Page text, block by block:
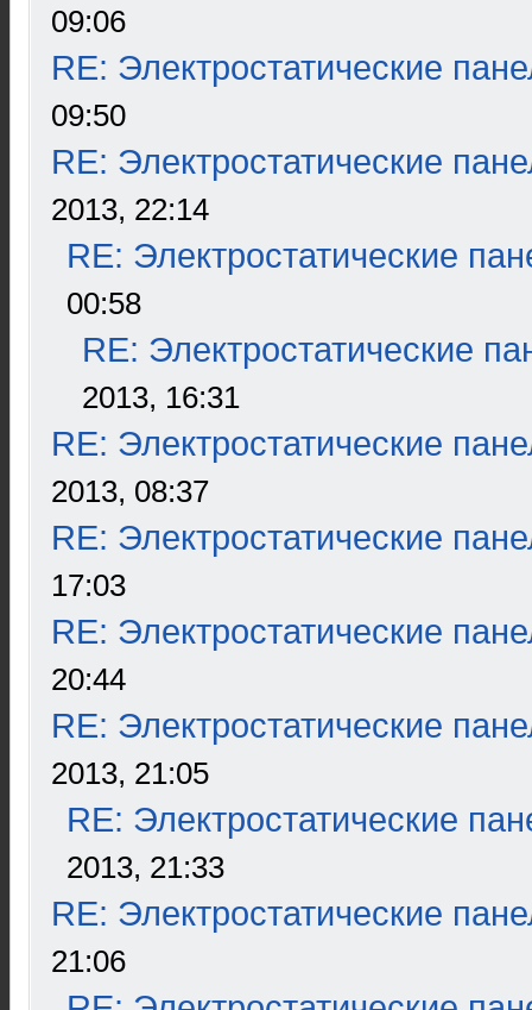
09:06
RE: Электростатические
09:50
RE: Электростатические
2013, 22:14
RE: Электростатические
00:58
RE: Электростатические
2013, 16:31
RE: Электростатические
2013, 08:37
RE: Электростатические
17:03
RE: Электростатические
20:44
RE: Электростатические
2013, 21:05
RE: Электростатические
2013, 21:33
RE: Электростатические
21:06